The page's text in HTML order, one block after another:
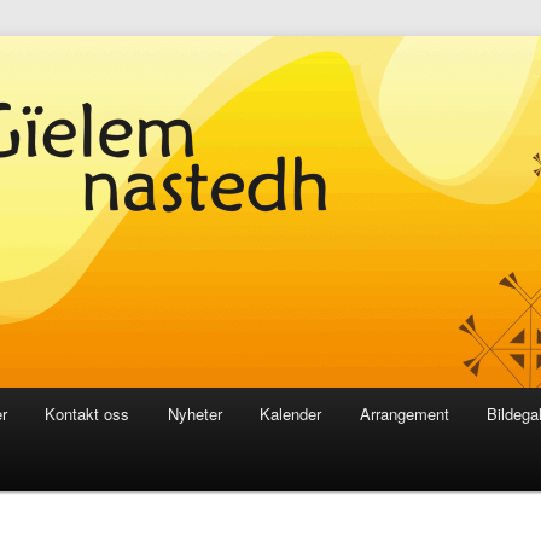
Kontakt oss Nyheter Kalender Arrangement